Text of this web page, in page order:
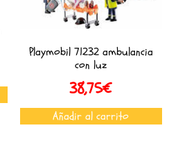
Playmobil 71232 ambulancia
con luz
38,75€
Añadir al carrito